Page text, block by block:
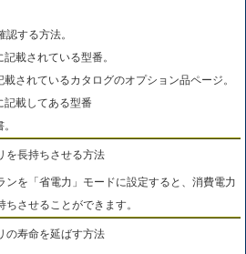
する方法。
載されている型番。
されているカタログのオプション品ページ。
記載してある型番
を長持ちさせる方法
ンを「省電力」モードに設定すると、消費電力
させることができます。
の寿命を延ばす方法